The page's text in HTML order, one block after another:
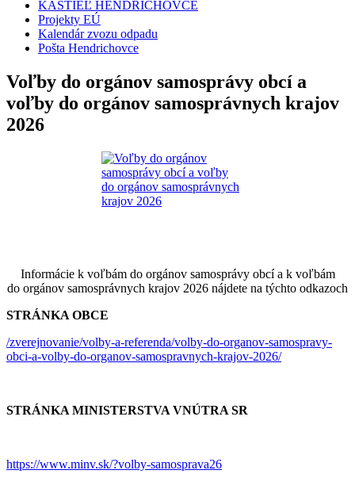
KAŠTIEĽ HENDRICHOVCE
Projekty EÚ
Kalendár zvozu odpadu
Pošta Hendrichovce
Voľby do orgánov samosprávy obcí a
voľby do orgánov samosprávnych krajov
2026
Informácie k voľbám do orgánov samosprávy obcí a k voľbám
do orgánov samosprávnych krajov 2026 nájdete na týchto odkazoch
STRÁNKA OBCE
/zverejnovanie/volby-a-referenda/volby-do-organov-samospravy-
obci-a-volby-do-organov-samospravnych-krajov-2026/
STRÁNKA MINISTERSTVA VNÚTRA SR
https://www.minv.sk/?volby-samosprava26